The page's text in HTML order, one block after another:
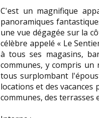
C'est un magnifique
panoramiques
une vue dégagée sur la
célèbre appelé « Le
à tous ses magasins,
communes, y compris un
tous surplombant
locations et des
communes, des terrasses